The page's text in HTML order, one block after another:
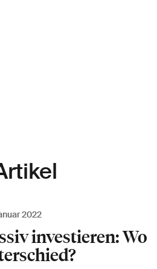
2022
investieren: Wo